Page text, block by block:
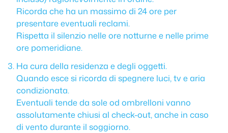
Ricorda che ha un massimo di 24 ore per
presentare eventuali reclami.
Rispetta il silenzio nelle ore notturne e nelle prime
ore pomeridiane.
Ha cura della residenza e degli oggetti.
Quando esce si ricorda di spegnere luci, tv e aria
condizionata.
Eventuali tende da sole od ombrelloni vanno
assolutamente chiusi al check-out, anche in caso
di vento durante il soggiorno.